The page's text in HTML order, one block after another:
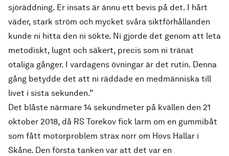
sjöräddning. Er insats är ännu ett bevis på det. I hårt
väder, stark ström och mycket svåra siktförhållanden
kunde ni hitta den ni sökte. Ni gjorde det genom att leta
metodiskt, lugnt och säkert, precis som ni tränat
otaliga gånger. I vardagens övningar är det rutin. Denna
gång betydde det att ni räddade en medmänniska till
livet i sista sekunden.”
Det blåste närmare 14 sekundmeter på kvällen den 21
oktober 2018, då RS Torekov fick larm om en gummibåt
som fått motorproblem strax norr om Hovs Hallar i
Skåne. Den första tanken var att det var en